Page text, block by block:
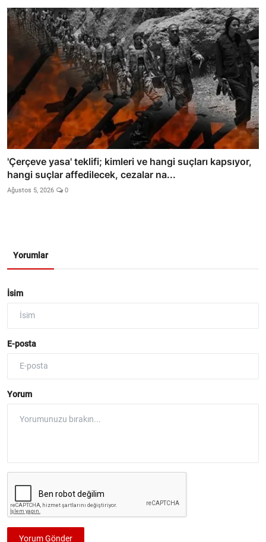
'Çerçeve yasa' teklifi; kimleri ve hangi suçları kapsıyor,
hangi suçlar affedilecek, cezalar na...
Ağustos 5, 2026 0
Yorumlar
İsim
E-posta
Yorum
Yorum Gönder